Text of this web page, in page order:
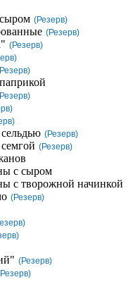
(Резерв)
(Резерв)
(Резерв)
(Резерв)
(Резерв)
с сыром
с творожной начинкой
(Резерв)
(Резерв)